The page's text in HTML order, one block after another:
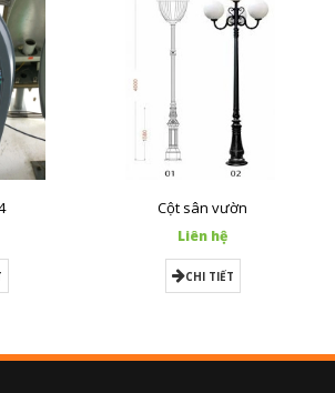
Cột sân vườn
Liên hệ
CHI TIẾT